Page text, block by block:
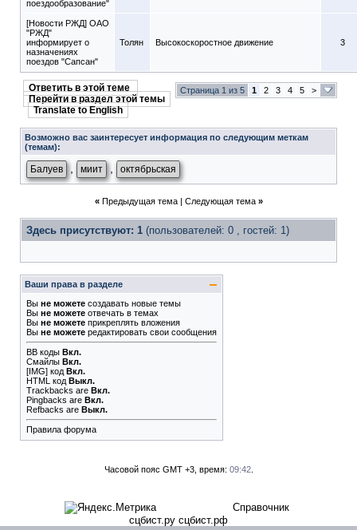
поездообразование"
[Новости РЖД] ОАО
"РЖД"
информирует о
назначениях
поездов "Сапсан"
Толян Высокоскоростное движение 3
Ответить в этой теме
Перейти в раздел этой темы
Translate to English
Страница 1 из 5 1 2 3 4 5 >
Возможно вас заинтересует информация по следующим меткам
(темам):
Балуев миит октябрьская
« Предыдущая тема| Следующая тема »
Здесь присутствуют: 1 (пользователей: 0 , гостей: 1)
Ваши права в разделе
Вы не можете создавать новые темы
Вы не можете отвечать в темах
Вы не можете прикреплять вложения
Вы не можете редактировать свои сообщения
BB коды Вкл.
Смайлы Вкл.
[IMG] код Вкл.
HTML код Выкл.
Trackbacks are Вкл.
Pingbacks are Вкл.
Refbacks are Выкл.
Правила форума
Часовой пояс GMT +3, время: 09:42.
Справочник
сцбист.ру сцбист.рф